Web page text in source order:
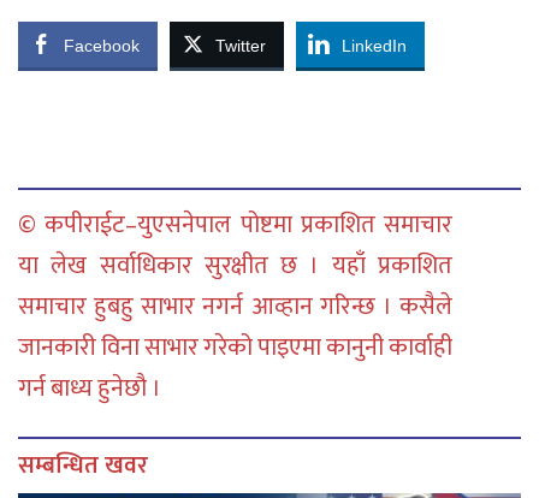
Facebook Twitter LinkedIn
© कपीराईट–युएसनेपाल पोष्टमा प्रकाशित समाचार
या लेख सर्वाधिकार सुरक्षीत छ । यहाँ प्रकाशित
समाचार हुबहु साभार नगर्न आव्हान गरिन्छ । कसैले
जानकारी विना साभार गरेको पाइएमा कानुनी कार्वाही
गर्न बाध्य हुनेछौ ।
सम्बन्धित खवर